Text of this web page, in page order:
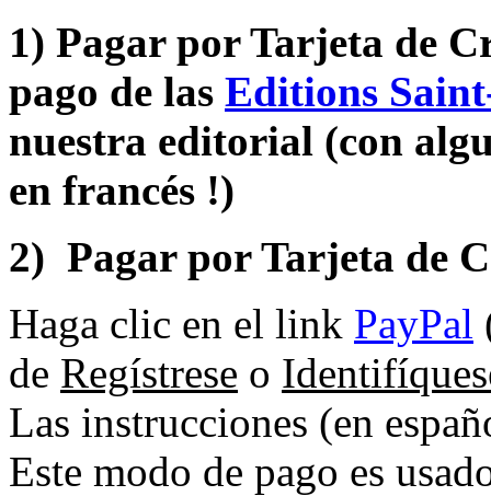
1) Pagar por Tarjeta de
pago de las Editions
nuestra editorial (con
en francés !)
2) Pagar por Tarjeta de
Haga clic en el link PayPal
de Regístrese o
Las instrucciones (en
Este modo de pago es